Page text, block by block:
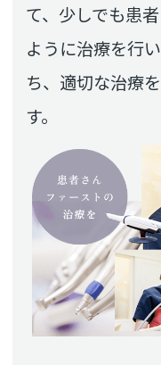
て、少しでも患
ように治療を行
ち、適切な治療
す。